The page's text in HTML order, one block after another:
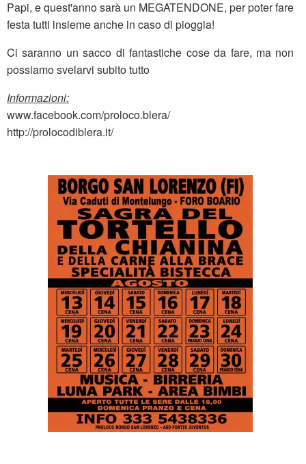
Papi, e quest'anno sarà un MEGATENDONE, per poter fare
festa tutti insieme anche in caso di pioggia!
Ci saranno un sacco di fantastiche cose da fare, ma non
possiamo svelarvi subito tutto
Informazioni:
www.facebook.com/proloco.blera/
http://prolocodiblera.it/